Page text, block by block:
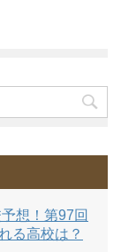
想！第97回
る高校は？